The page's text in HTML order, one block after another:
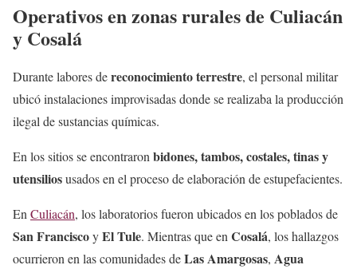
Operativos en zonas rurales de Culiacán
y Cosalá
Durante labores dereconocimiento terrestre, el personal militar
ubicó instalaciones improvisadas donde se realizaba la producción
ilegal de sustancias químicas.
En los sitios se encontraron bidones, tambos, costales, tinas y
utensiliosusados en el proceso de elaboración de estupefacientes.
En Culiacán, los laboratorios fueron ubicados en los poblados de
San FranciscoyEl Tule. Mientras que en Cosalá, los hallazgos
ocurrieron en las comunidades deLas Amargosas, Agua